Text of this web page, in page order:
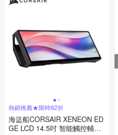
熱銷推薦★限時92折
海盜船CORSAIR XENEON ED
GE LCD 14.5吋 智能觸控輔助